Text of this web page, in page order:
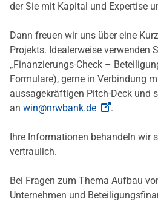
der Sie mit Kapital und Expertise
Dann freuen wir uns über eine
Projekts. Idealerweise verwenden
„Finanzierungs-Check –
Formulare), gerne in Verbindung
aussagekräftigen Pitch-Deck und
an win@nrwbank.de .
Ihre Informationen behandeln wir
vertraulich.
Bei Fragen zum Thema Aufbau
Unternehmen und